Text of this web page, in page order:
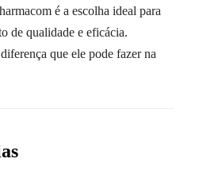
é a escolha ideal para
de qualidade e eficácia.
que ele pode fazer na